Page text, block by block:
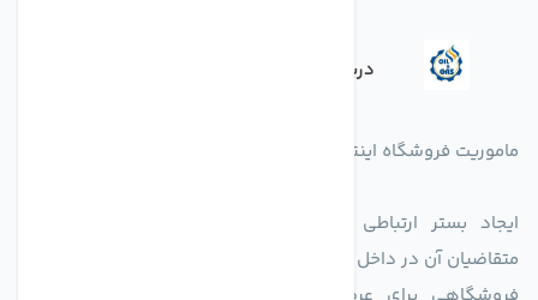
درباره فروشگاه
ماموریت فروشگاه اینترنتی اکسین شاپ بدین شرح می باشد.
ایجاد بستر ارتباطی بین دارندگان کالاهای تخصصی است با
متقاضیان آن در داخل کشور.